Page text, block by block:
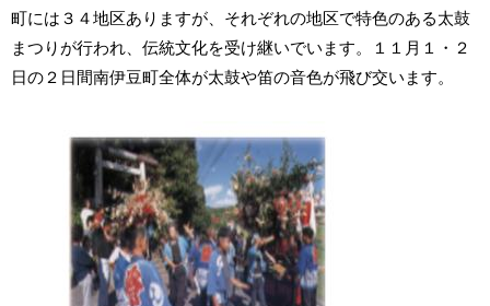
町には３４地区ありますが、それぞれの地区で特色のある太鼓
まつりが行われ、伝統文化を受け継いでいます。１１月１・２
日の２日間南伊豆町全体が太鼓や笛の音色が飛び交います。